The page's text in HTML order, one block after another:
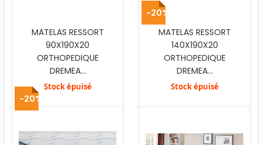
MATELAS RESSORT
90X190X20
ORTHOPEDIQUE
DREMEA...
Stock épuisé
MATELAS RESSORT
140X190X20
ORTHOPEDIQUE
DREMEA...
Stock épuisé
-20%
-20%